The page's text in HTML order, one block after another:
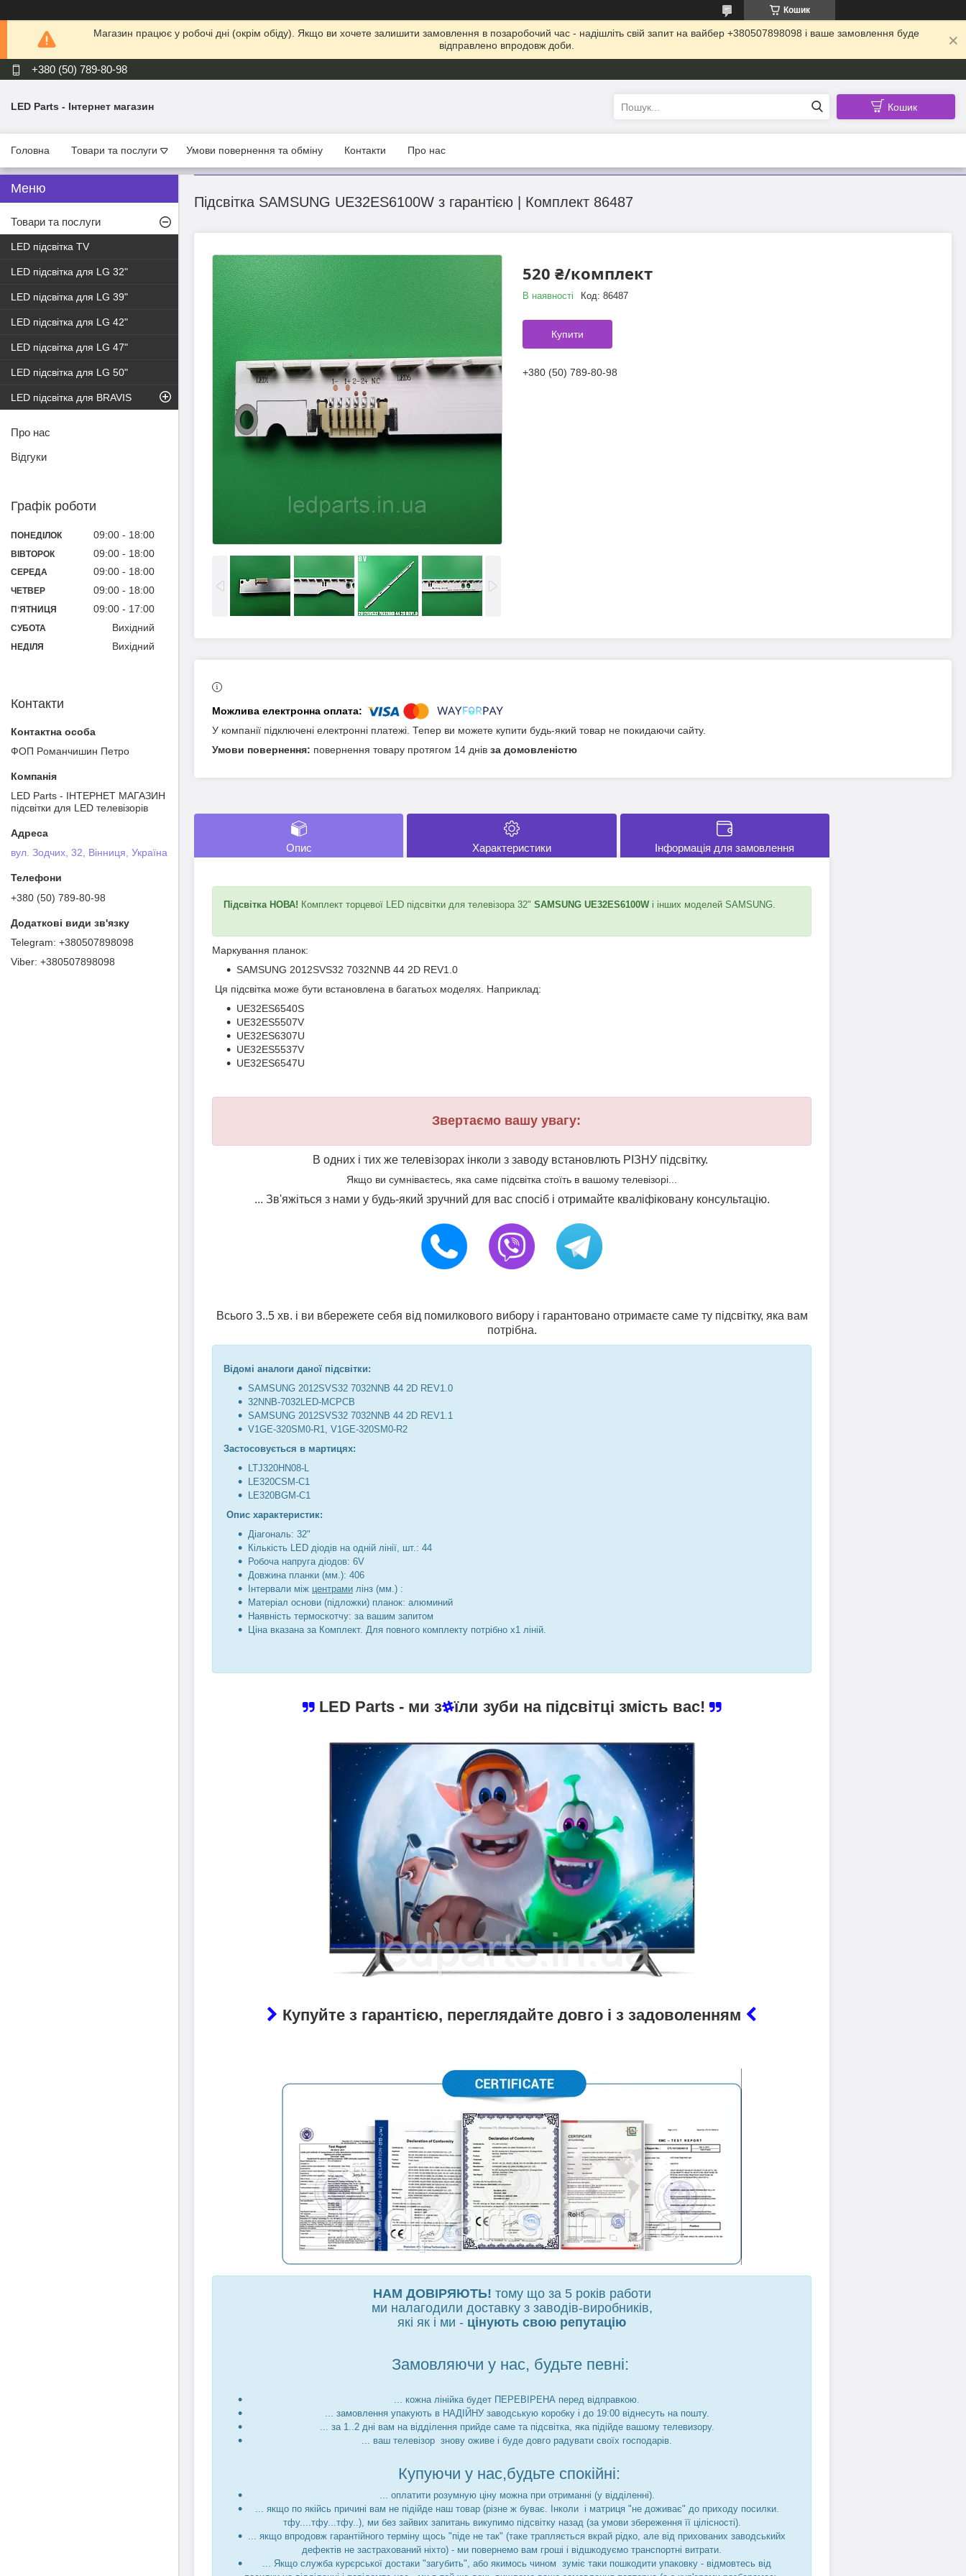
Кошик
Магазин працює у робочі дні (окрім обіду). Якщо ви хочете залишити замовлення в позаробочий час - надішліть свій запит на вайбер +380507898098 і ваше замовлення буде
відправлено впродовж доби.
+380 (50) 789-80-98
LED Parts - Інтернет магазин Кошик
Головна Товари та послуги Умови повернення та обміну Контакти Про нас
Підсвітка SAMSUNG UE32ES6100W з гарантією | Комплект 86487
520 ₴/комплект
В наявності Код: 86487
Купити
+380 (50) 789-80-98
У компанії підключені електронні платежі. Тепер ви можете купити будь-який товар не покидаючи сайту.
повернення товару протягом 14 днів за домовленістю
Опис Характеристики Інформація для замовлення
Підсвітка НОВА! Комплект торцевої LED підсвітки для телевізора 32" SAMSUNG UE32ES6100W і інших моделей SAMSUNG.
Маркування планок:
SAMSUNG 2012SVS32 7032NNB 44 2D REV1.0
Ця підсвітка може бути встановлена в багатьох моделях. Наприклад:
UE32ES6540S
UE32ES5507V
UE32ES6307U
UE32ES5537V
UE32ES6547U
Звертаємо вашу увагу:
В одних і тих же телевізорах інколи з заводу встановлють РІЗНУ підсвітку.
Якщо ви сумніваєтесь, яка саме підсвітка стоїть в вашому телевізорі...
... Зв'яжіться з нами у будь-який зручний для вас спосіб і отримайте кваліфіковану консультацію.
Всього 3..5 хв. і ви вбережете себя від помилкового вибору і гарантовано отримаєте саме ту підсвітку, яка вам
потрібна.
Відомі аналоги даної підсвітки:
SAMSUNG 2012SVS32 7032NNB 44 2D REV1.0
32NNB-7032LED-MCPCB
SAMSUNG 2012SVS32 7032NNB 44 2D REV1.1
V1GE-320SM0-R1, V1GE-320SM0-R2
Застосовується в мартицях:
LTJ320HN08-L
LE320CSM-C1
LE320BGM-C1
Опис характеристик:
Діагональ: 32"
Кількість LED діодів на одній лінії, шт.: 44
Робоча напруга діодов: 6V
Довжина планки (мм.): 406
Інтервали між центрами лінз (мм.) :
Матеріал основи (підложки) планок: алюминий
Наявність термоскотчу: за вашим запитом
Ціна вказана за Комплект. Для повного комплекту потрібно х1 ліній.
LED Parts - ми з їли зуби на підсвітці змість вас!
Купуйте з гарантією, переглядайте довго і з задоволенням
НАМ ДОВІРЯЮТЬ! тому що за 5 років работи
ми налагодили доставку з заводів-виробників,
які як і ми - цінують свою репутацію
Замовляючи у нас, будьте певні:
... кожна лінійка будет ПЕРЕВІРЕНА перед відправкою.
... замовлення упакують в НАДІЙНУ заводськую коробку і до 19:00 віднесуть на пошту.
... за 1..2 дні вам на відділення прийде саме та підсвітка, яка підійде вашому телевизору.
... ваш телевізор знову оживе і буде довго радувати своїх господарів.
Купуючи у нас,будьте спокійні:
... оплатити розумную ціну можна при отриманні (у відділенні).
... якщо по якійсь причині вам не підійде наш товар (різне ж буває. Інколи і матриця "не доживає" до приходу посилки.
тфу....тфу...тфу..), ми без зайвих запитань викупимо підсвітку назад (за умови збереження її цілісності).
... якщо впродовж гарантійного терміну щось "піде не так" (таке трапляється вкрай рідко, але від прихованих заводськийх
дефектів не застрахований ніхто) - ми повернемо вам гроші і відшкодуємо транспортні витрати.
... Якщо служба курєрської достаки "загубить", або якимось чином зуміє таки пошкодити упаковку - відмовтесь від
Товари та послуги
LED підсвітка TV
LED підсвітка для LG 32"
LED підсвітка для LG 39"
LED підсвітка для LG 42"
LED підсвітка для LG 47"
LED підсвітка для LG 50"
LED підсвітка для BRAVIS
Про нас
Відгуки
Графік роботи
ПОНЕДІЛОК 09:00 18:00
ВІВТОРОК 09:00 18:00
СЕРЕДА 09:00 18:00
ЧЕТВЕР 09:00 18:00
ПʼЯТНИЦЯ 09:00 17:00
СУБОТА Вихідний
НЕДІЛЯ Вихідний
Контакти
ФОП Poмaнчишин Пeтрo
LED Parts - ІНТЕРНЕТ МАГАЗИН
підсвітки для LED телевізорів
вул. Зодчих, 32, Вінниця, Україна
+380 (50) 789-80-98
+380507898098
+380507898098